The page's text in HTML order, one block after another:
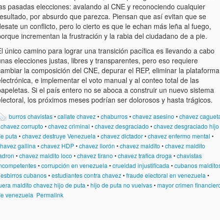
pasadas elecciones: avalando al CNE y reconociendo cualquier
por absurdo que parezca. Piensan que así evitan que se
un conflicto, pero lo cierto es que le echan más leña al fuego,
incrementan la frustración y la rabia del ciudadano de a pie.
único camino para lograr una transición pacífica es llevando a cabo
elecciones justas, libres y transparentes, pero eso requiere
la composición del CNE, depurar el REP, eliminar la plataforma
e implementar el voto manual y al conteo total de las
Si el país entero no se aboca a construir un nuevo sistema
los próximos meses podrían ser dolorosos y hasta trágicos.
burros chavistas•callate chavez•chaburros•chavez asesino •chavez
chavez corrupto •chavez criminal •chavez desgraciado •chavez desgraciado hijo
puta •chavez destruye Venezuela •chavez dictador•chavez enfermo mental •
gallina •chavez HDP•chavez llorón •chavez maldito •chavez maldito
•chavez maldito loco •chavez tirano •chavez trafica droga •chavistas
•corrupción en venezuela •crueldad injustificada •cubanos
esbirros cubanos•estudiantes contra chavez•fraude electoral en venezuela •
maldito chavez hijo de puta •hijo de puta no vuelvas•mayor crimen
venezuela Permalink